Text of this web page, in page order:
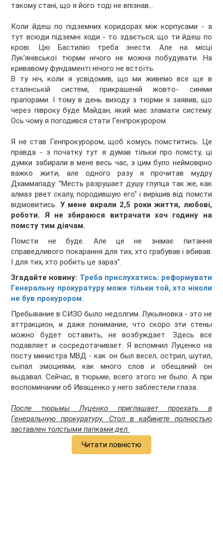
такому стані, що я його тоді не впізнав…
Коли йдеш по підземних коридорах між корпусами - а
тут всюди підземні ходи - то здається, що ти йдеш по
крові. Цю Бастилію треба знести. Але на місці
Лук'янівської тюрми нічого не можна побудувати. На
кривавому фундаменті нічого не встоїть.
В ту ніч, коли я усвідомив, що ми живемо все ще в
сталінській системі, прикрашеній жовто- синіми
прапорами. І тому в день виходу з тюрми я заявив, що
через півроку буде Майдан, який має зламати систему.
Ось чому я погодився стати Генпрокурором.
Я не став Генпрокурором, щоб комусь помститись. Це
правда - з початку тут я думав тільки про помсту, ці
думки забирали в мене весь час, з цим було неймовірно
важко жити, але одного разу я прочитав мудру
Дхаммападу: "Месть разрушает душу глупца так же, как
алмаз рвет скалу, породившую его" і вирішив від помсти
відмовитись. У мене вкрали 2,5 роки життя, любові,
роботи. Я не збираюся витрачати хоч годину на
помсту тим діячам.
Помсти не буде. Але це не знімає питання
справедливого покарання для тих, хто грабував і вбивав.
І для тих, хто робить це зараз".
Згадайте новину: Треба прислухатись: реформувати
Генеральну прокуратуру може тільки той, хто ніколи
не був прокурором.
Пребывание в СИЗО было недолгим. Лукьяновка - это не
аттракцион, и даже понимание, что скоро эти стены
можно будет оставить, не возбуждает. Здесь все
подавляет и сосредотачивает. Я вспомнил Луценко на
посту министра МВД - как он был весел, острил, шутил,
сыпал эмоциями, как много слов и обещаний он
выдавал. Сейчас, в тюрьме, всего этого не было. А при
воспоминании об Иващенко у него заблестели глаза.
После тюрьмы Луценко приглашает проехать в
Генеральную прокуратуру. Стол в кабинете полностью
заставлен толстыми папками дел.
Читати повністю